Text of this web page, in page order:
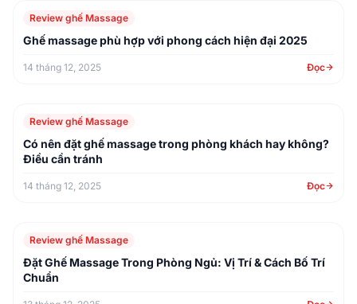
Review ghế Massage
Ghế massage phù hợp với phong cách hiện đại 2025
14 tháng 12, 2025 Đọc
Review ghế Massage
Có nên đặt ghế massage trong phòng khách hay không?
Điều cần tránh
14 tháng 12, 2025 Đọc
Review ghế Massage
Đặt Ghế Massage Trong Phòng Ngủ: Vị Trí & Cách Bố Trí
Chuẩn